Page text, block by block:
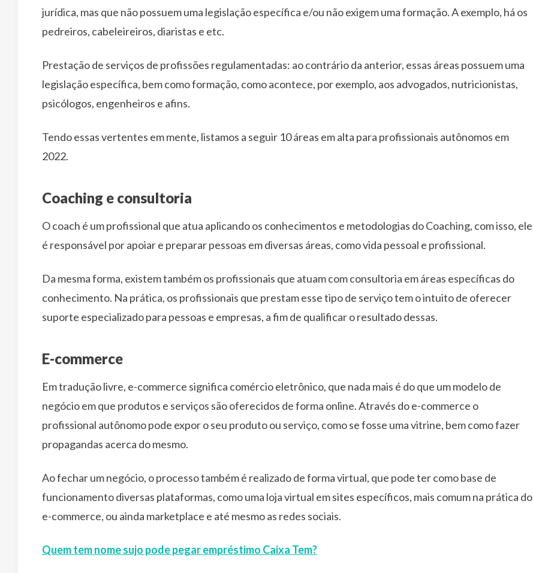
jurídica, mas que não possuem uma legislação específica e/ou não exigem uma formação. A exemplo, há os
pedreiros, cabeleireiros, diaristas e etc.
Prestação de serviços de profissões regulamentadas: ao contrário da anterior, essas áreas possuem uma
legislação específica, bem como formação, como acontece, por exemplo, aos advogados, nutricionistas,
psicólogos, engenheiros e afins.
Tendo essas vertentes em mente, listamos a seguir 10 áreas em alta para profissionais autônomos em
2022.
Coaching e consultoria
O coach é um profissional que atua aplicando os conhecimentos e metodologias do Coaching, com isso, ele
é responsável por apoiar e preparar pessoas em diversas áreas, como vida pessoal e profissional.
Da mesma forma, existem também os profissionais que atuam com consultoria em áreas específicas do
conhecimento. Na prática, os profissionais que prestam esse tipo de serviço tem o intuito de oferecer
suporte especializado para pessoas e empresas, a fim de qualificar o resultado dessas.
E-commerce
Em tradução livre, e-commerce significa comércio eletrônico, que nada mais é do que um modelo de
negócio em que produtos e serviços são oferecidos de forma online. Através do e-commerce o
profissional autônomo pode expor o seu produto ou serviço, como se fosse uma vitrine, bem como fazer
propagandas acerca do mesmo.
Ao fechar um negócio, o processo também é realizado de forma virtual, que pode ter como base de
funcionamento diversas plataformas, como uma loja virtual em sites específicos, mais comum na prática do
e-commerce, ou ainda marketplace e até mesmo as redes sociais.
Quem tem nome sujo pode pegar empréstimo Caixa Tem?